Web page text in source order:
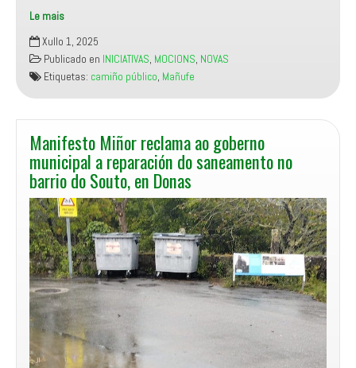
CEIP
Souto-
Donas
Le mais
Manifesto
Miñor
demandará
no
vindeiro
Pleno
o
mantemento
do
camiño
público
de
Galisteo
a
San
Sebastián,
en
Mañufe
Xullo 1, 2025
Publicado en INICIATIVAS, MOCIONS, NOVAS
Etiquetas: camiño público, Mañufe
Manifesto Miñor reclama ao goberno
municipal a reparación do saneamento no
barrio do Souto, en Donas